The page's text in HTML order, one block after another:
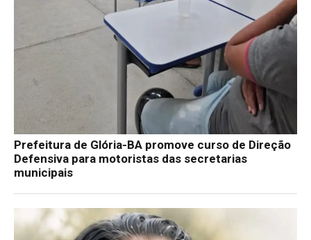
Prefeitura de Glória-BA promove curso de Direção
Defensiva para motoristas das secretarias
municipais